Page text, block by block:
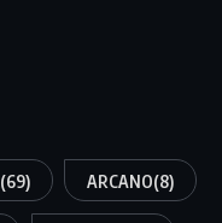
(69) ARCANO(8)